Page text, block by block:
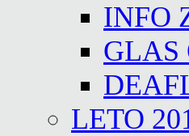
INFO
GLAS
LETO